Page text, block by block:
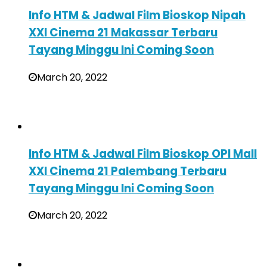
Info HTM & Jadwal Film Bioskop Nipah
XXI Cinema 21 Makassar Terbaru
Tayang Minggu Ini Coming Soon
March 20, 2022
Info HTM & Jadwal Film Bioskop OPI Mall
XXI Cinema 21 Palembang Terbaru
Tayang Minggu Ini Coming Soon
March 20, 2022